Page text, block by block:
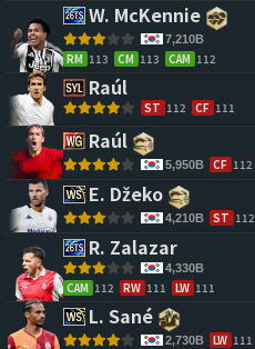
W. McKennie
7,210B
RM 113 CM 113 CAM 112
Raúl
ST 112 CF 111
Raúl
5,950B CF 112
E. Džeko
4,210B ST 112
R. Zalazar
4,330B
CAM 112 RW 111 LW 111
L. Sané
2,730B LW 111